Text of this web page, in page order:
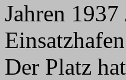
Jahren
Der Platz